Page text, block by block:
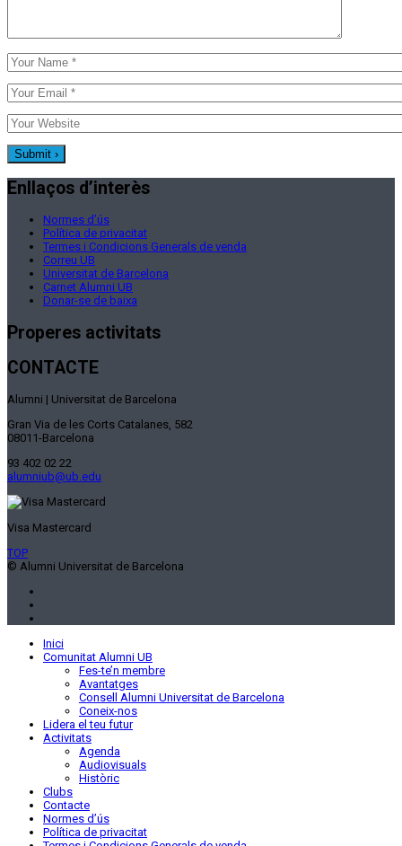
Enllaços d’interès
Normes d’ús
Política de privacitat
Termes i Condicions Generals de venda
Correu UB
Universitat de Barcelona
Carnet Alumni UB
Donar-se de baixa
Properes activitats
CONTACTE
Alumni | Universitat de Barcelona
Gran Via de les Corts Catalanes, 582
08011-Barcelona
93 402 02 22
alumniub@ub.edu
Visa Mastercard
TOP
© Alumni Universitat de Barcelona
Inici
Comunitat Alumni UB
Fes-te’n membre
Avantatges
Consell Alumni Universitat de Barcelona
Coneix-nos
Lidera el teu futur
Activitats
Agenda
Audiovisuals
Històric
Clubs
Contacte
Normes d’ús
Política de privacitat